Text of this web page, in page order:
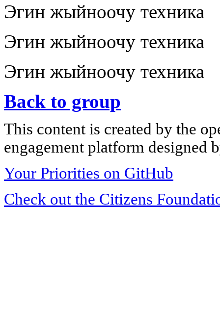
Эгин жыйноочу техника
Эгин жыйноочу техника
Эгин жыйноочу техника
Back to group
This content is created by the
engagement platform designed
Your Priorities on GitHub
Check out the Citizens